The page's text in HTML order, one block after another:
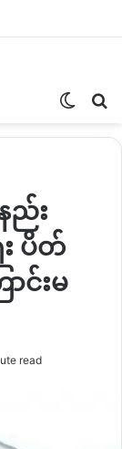
ည်း
ပိတ်
င်းမ
read